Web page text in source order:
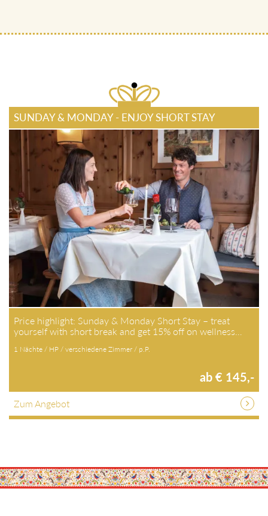
SUNDAY & MONDAY - ENJOY SHORT STAY
Price highlight: Sunday & Monday Short Stay – treat
yourself with short break and get 15% off on wellness…
1 Nächte / HP / verschiedene Zimmer / p.P.
ab € 145,-
Zum Angebot